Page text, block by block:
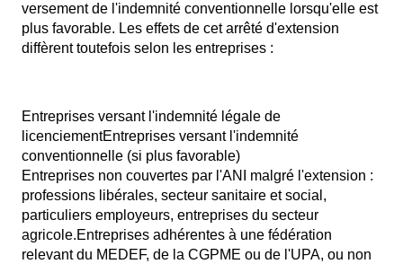
versement de l'indemnité conventionnelle lorsqu'elle est
plus favorable. Les effets de cet arrêté d'extension
diffèrent toutefois selon les entreprises :
Entreprises versant l'indemnité légale de
licenciementEntreprises versant l'indemnité
conventionnelle (si plus favorable)
Entreprises non couvertes par l'ANI malgré l'extension :
professions libérales, secteur sanitaire et social,
particuliers employeurs, entreprises du secteur
agricole.Entreprises adhérentes à une fédération
relevant du MEDEF, de la CGPME ou de l'UPA, ou non